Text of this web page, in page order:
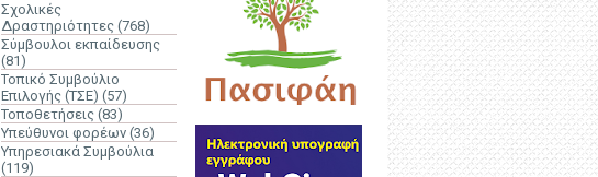
Σχολικές
Δραστηριότητες (768)
Σύμβουλοι εκπαίδευσης
(81)
Τοπικό Συμβούλιο
Επιλογής (ΤΣΕ) (57)
Τοποθετήσεις (83)
Υπεύθυνοι φορέων (36)
Υπηρεσιακά Συμβούλια
(119)